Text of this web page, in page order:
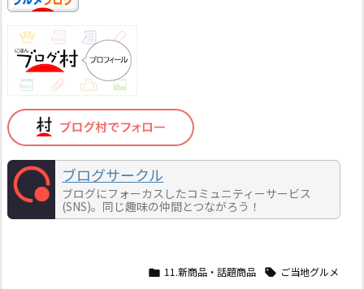
ブログサークル
ブログにフォーカスしたコミュニティーサービス
(SNS)。同じ趣味の仲間とつながろう！
 11.新商品・話題商品  ご当地グルメ